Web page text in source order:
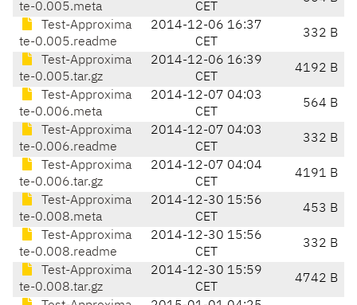
te-0.005.meta
CET
Test-Approxima
te-0.005.readme
2014-12-06 16:37
CET
332 B
Test-Approxima
te-0.005.tar.gz
2014-12-06 16:39
CET
4192 B
Test-Approxima
te-0.006.meta
2014-12-07 04:03
CET
564 B
Test-Approxima
te-0.006.readme
2014-12-07 04:03
CET
332 B
Test-Approxima
te-0.006.tar.gz
2014-12-07 04:04
CET
4191 B
Test-Approxima
te-0.008.meta
2014-12-30 15:56
CET
453 B
Test-Approxima
te-0.008.readme
2014-12-30 15:56
CET
332 B
Test-Approxima
te-0.008.tar.gz
2014-12-30 15:59
CET
4742 B